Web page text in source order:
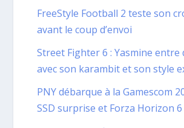
FreeStyle Football 2 teste son
avant le coup d’envoi
Street Fighter 6 : Yasmine entre
avec son karambit et son style
PNY débarque à la Gamescom
SSD surprise et Forza Horizon